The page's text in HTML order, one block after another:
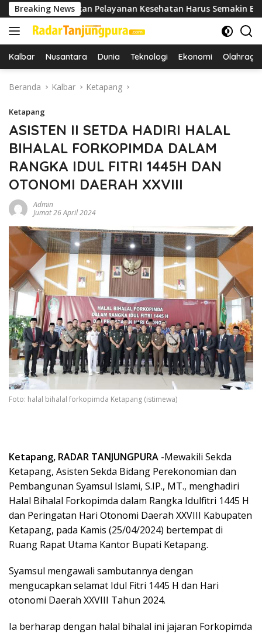
Langsung
ke
konten
Breaking NewsPelayanan Kesehatan Harus Semakin Baik
Kalbar Nusantara Dunia Teknologi Ekonomi Olahraga
Beranda Kalbar Ketapang
Ketapang
ASISTEN II SETDA HADIRI HALAL
BIHALAL FORKOPIMDA DALAM
RANGKA IDUL FITRI 1445H DAN
OTONOMI DAERAH XXVIII
Admin
Jumat 26 April 2024
Foto: halal bihalal forkopimda Ketapang (istimewa)
Ketapang, RADAR TANJUNGPURA -Mewakili Sekda
Ketapang, Asisten Sekda Bidang Perekonomian dan
Pembangunan Syamsul Islami, S.IP., MT., menghadiri
Halal Bihalal Forkopimda dalam Rangka Idulfitri 1445 H
dan Peringatan Hari Otonomi Daerah XXVIII Kabupaten
Ketapang, pada Kamis (25/04/2024) bertempat di
Ruang Rapat Utama Kantor Bupati Ketapang.
Syamsul mengawali sambutannya dengan
mengucapkan selamat Idul Fitri 1445 H dan Hari
otonomi Daerah XXVIII Tahun 2024.
Ia berharap dengan halal bihalal ini jajaran Forkopimda